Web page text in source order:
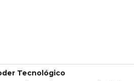
Tecnológico